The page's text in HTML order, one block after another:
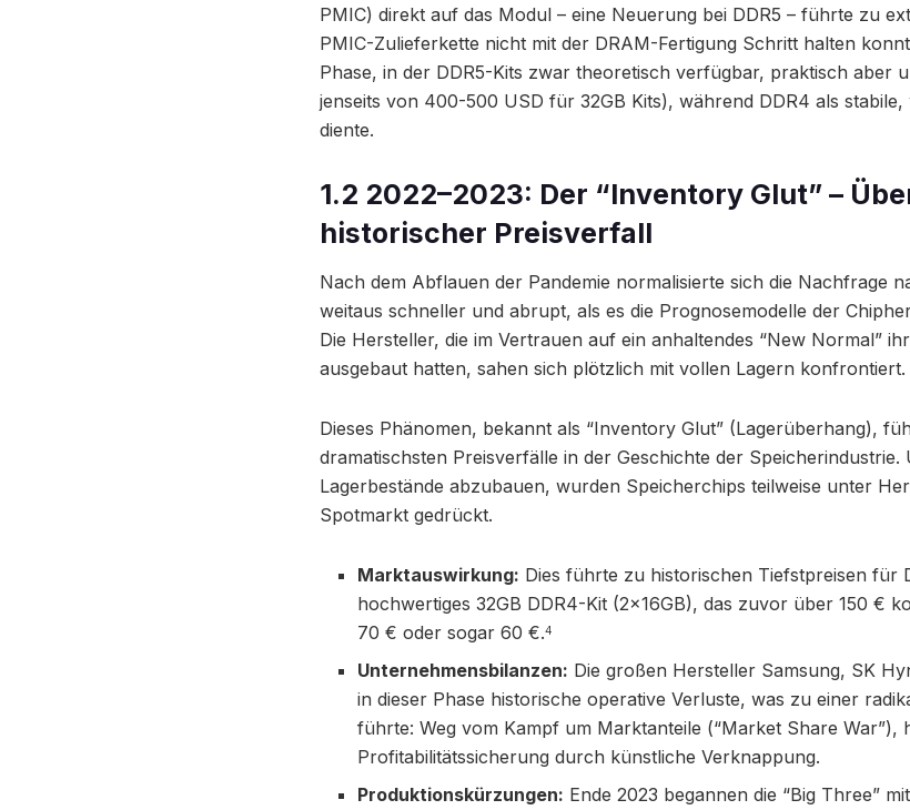
PMIC) direkt auf das Modul – eine Neuerung bei DDR5 – führte zu
PMIC-Zulieferkette nicht mit der DRAM-Fertigung Schritt halten
Phase, in der DDR5-Kits zwar theoretisch verfügbar, praktisch aber
jenseits von 400-500 USD für 32GB Kits), während DDR4 als
diente.
1.2 2022–2023: Der “Inventory Glut” –
historischer Preisverfall
Nach dem Abflauen der Pandemie normalisierte sich die Nachfrage
weitaus schneller und abrupt, als es die Prognosemodelle der
Die Hersteller, die im Vertrauen auf ein anhaltendes “New Normal”
ausgebaut hatten, sahen sich plötzlich mit vollen Lagern konfrontiert.
Dieses Phänomen, bekannt als “Inventory Glut” (Lagerüberhang),
dramatischsten Preisverfälle in der Geschichte der Speicherindustrie.
Lagerbestände abzubauen, wurden Speicherchips teilweise unter
Spotmarkt gedrückt.
Marktauswirkung: Dies führte zu historischen Tiefstpreisen für
hochwertiges 32GB DDR4-Kit (2x16GB), das zuvor über 150 €
70 € oder sogar 60 €.4
Unternehmensbilanzen: Die großen Hersteller Samsung, SK
in dieser Phase historische operative Verluste, was zu einer
führte: Weg vom Kampf um Marktanteile (“Market Share War”),
Profitabilitätssicherung durch künstliche Verknappung.
Produktionskürzungen: Ende 2023 begannen die “Big Three”